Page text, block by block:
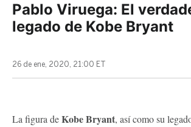
Pablo Viruega: El
legado de Kobe Bryant
26 de ene, 2020, 21:00 ET
La figura deKobe Bryant, así como su